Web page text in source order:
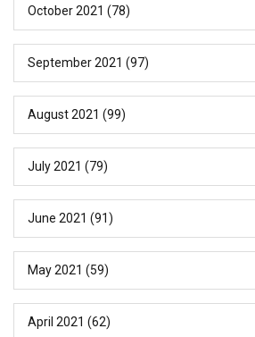
October 2021 (78)
September 2021 (97)
August 2021 (99)
July 2021 (79)
June 2021 (91)
May 2021 (59)
April 2021 (62)